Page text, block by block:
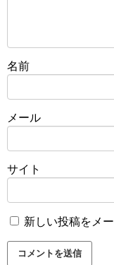
名前
メール
サイト
新しい投稿をメ